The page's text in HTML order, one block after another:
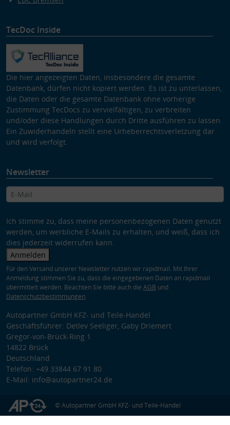
TecDoc Inside
Die hier angezeigten Daten, insbesondere die gesamte
Datenbank, dürfen nicht kopiert werden. Es ist zu unterlassen,
die Daten oder die gesamte Datenbank ohne vorherige
Zustimmung TecDocs zu vervielfältigen, zu verbreiten
und/oder diese Handlungen durch Dritte ausführen zu lassen.
Ein Zuwiderhandeln stellt eine Urheberrechtsverletzung dar
und wird verfolgt.
Newsletter
Ich stimme zu, dass meine personenbezogenen Daten genutzt
werden, um werbliche E-Mails zu erhalten, und weiß, dass ich
dies jederzeit widerrufen kann.
Anmelden
Für den Versand unserer Newsletter nutzen wir rapidmail. Mit Ihrer
Anmeldung stimmen Sie zu, dass die eingegebenen Daten an rapidmail
übermittelt werden. Beachten Sie bitte auch die AGB und
Datenschutzbestimmungen.
Autopartner GmbH KFZ- und Teile-Handel
Geschäftsführer: Detlev Seeliger, Gaby Driemert
Gregor-von-Brück-Ring 1
14822 Brück
Deutschland
Telefon: +49 33844 67 91 80
E-Mail: info@autopartner24.de
© Autopartner GmbH KFZ- und Teile-Handel